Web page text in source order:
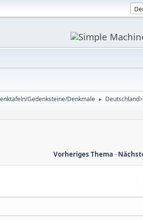
Gedenksteine/Denkmale ► Deutschland>
Vorheriges Thema -